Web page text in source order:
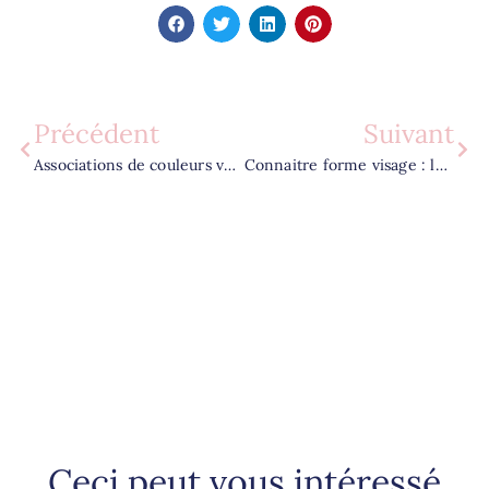
Précédent
Associations de couleurs vêtements : les 5 astuces pour un look harmonieux
Suivant
Connaitre forme visage : la méthode efficace pour sublimer votre style